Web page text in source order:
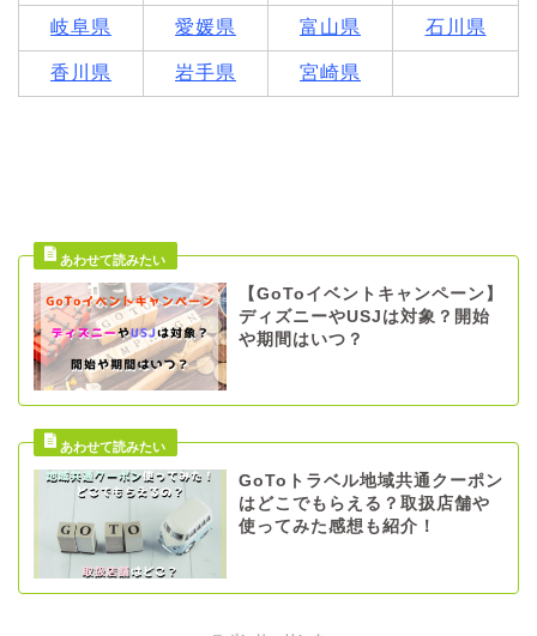
岐阜県 愛媛県 富山県 石川県
香川県 岩手県 宮崎県
【GoToイベントキャンペーン】
ディズニーやUSJは対象？開始
や期間はいつ？
GoToトラベル地域共通クーポン
はどこでもらえる？取扱店舗や
使ってみた感想も紹介！